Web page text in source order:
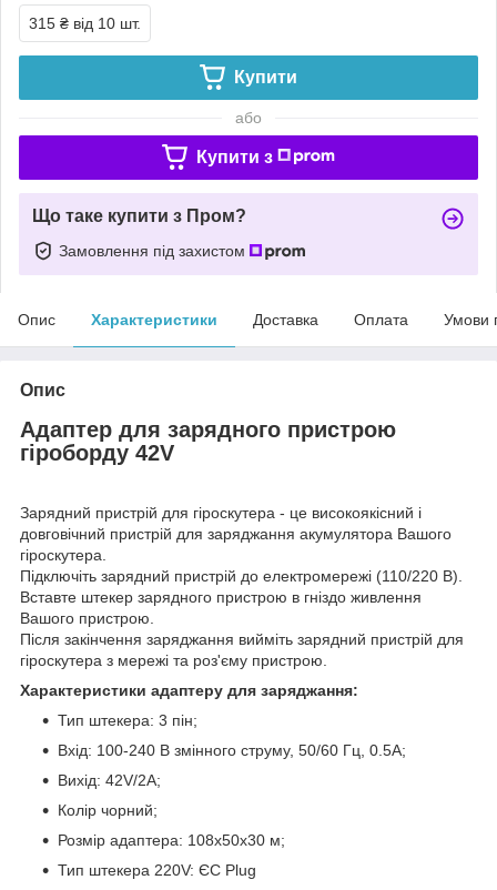
315 ₴ від 10 шт.
Купити
або
Купити з
Що таке купити з Пром?
Замовлення під захистом
Опис Характеристики Доставка Оплата Умови
Опис
Адаптер для зарядного пристрою
гіроборду 42V
Зарядний пристрій для гіроскутера - це високоякісний і
довговічний пристрій для заряджання акумулятора Вашого
гіроскутера.
Підключіть зарядний пристрій до електромережі (110/220 В).
Вставте штекер зарядного пристрою в гніздо живлення
Вашого пристрою.
Після закінчення заряджання вийміть зарядний пристрій для
гіроскутера з мережі та роз'єму пристрою.
Характеристики адаптеру для заряджання:
Тип штекера: 3 пін;
Вхід: 100-240 В змінного струму, 50/60 Гц, 0.5A;
Вихід: 42V/2A;
Колір чорний;
Розмір адаптера: 108х50х30 м;
Тип штекера 220V: ЄС Plug